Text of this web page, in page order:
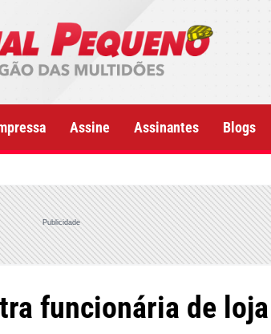
Assine Assinantes Blogs
Publicidade
funcionária de